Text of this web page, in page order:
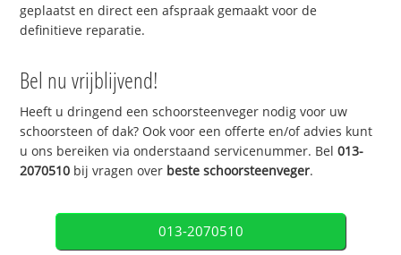
geplaatst en direct een afspraak gemaakt voor de
definitieve reparatie.
Bel nu vrijblijvend!
Heeft u dringend een schoorsteenveger nodig voor uw
schoorsteen of dak? Ook voor een offerte en/of advies kunt
u ons bereiken via onderstaand servicenummer. Bel013-
2070510 bij vragen over beste schoorsteenveger.
013-2070510